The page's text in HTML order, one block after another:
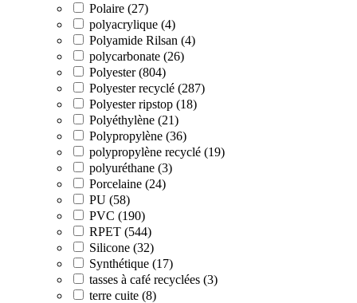
Polaire (27)
polyacrylique (4)
Polyamide Rilsan (4)
polycarbonate (26)
Polyester (804)
Polyester recyclé (287)
Polyester ripstop (18)
Polyéthylène (21)
Polypropylène (36)
polypropylène recyclé (19)
polyuréthane (3)
Porcelaine (24)
PU (58)
PVC (190)
RPET (544)
Silicone (32)
Synthétique (17)
tasses à café recyclées (3)
terre cuite (8)